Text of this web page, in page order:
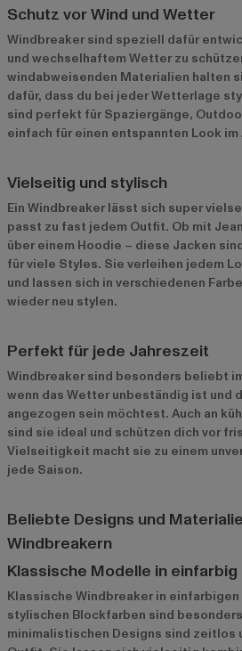
Schutz vor Wind und Wetter
Windbreaker sind speziell dafür
und wechselhaftem Wetter zu
windabweisenden Materialien halten
dafür, dass du bei jeder Wetterlage
sind perfekt für Spaziergänge,
einfach für einen entspannten Look im
Vielseitig und stylisch
Ein Windbreaker lässt sich super
passt zu fast jedem Outfit. Ob mit
über einem Hoodie – diese Jacken
für viele Styles. Sie verleihen jedem
und lassen sich in verschiedenen
wieder neu stylen.
Perfekt für jede Jahreszeit
Windbreaker sind besonders beliebt
wenn das Wetter unbeständig ist und
angezogen sein möchtest. Auch an
sind sie ideal und schützen dich vor
Vielseitigkeit macht sie zu einem
jede Saison.
Beliebte Designs und
Windbreakern
Klassische Modelle in
Klassische Windbreaker in
stylischen Blockfarben sind
minimalistischen Designs sind zeitlos